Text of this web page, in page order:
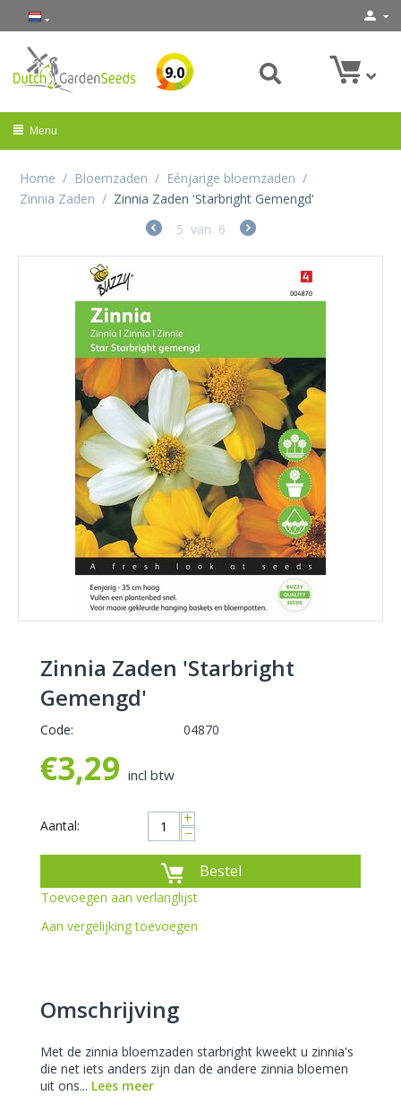
9.0
Menu
Home / Bloemzaden / Eénjarige bloemzaden /
Zinnia Zaden / Zinnia Zaden 'Starbright Gemengd'
5 van 6
Zinnia Zaden 'Starbright
Gemengd'
Code: 04870
€3,29 incl btw
Aantal: +
−
Bestel
Toevoegen aan verlanglijst
Aan vergelijking toevoegen
Omschrijving
Met de zinnia bloemzaden starbright kweekt u zinnia's
die net iets anders zijn dan de andere zinnia bloemen
uit ons... Lees meer